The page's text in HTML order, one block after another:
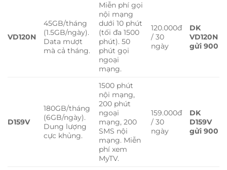
VD120N
45GB/tháng
(1.5GB/ngày).
Data mượt
mà cả tháng.
Miễn phí gọi
nội mạng
dưới 10 phút
(tối đa 1500
phút). 50
phút gọi
ngoại
mạng.
120.000đ
/ 30
ngày
DK
VD120N
gửi 900
D159V
180GB/tháng
(6GB/ngày).
Dung lượng
cực khủng.
1500 phút
nội mạng,
200 phút
ngoại
mạng, 200
SMS nội
mạng. Miễn
phí xem
MyTV.
159.000đ
/ 30
ngày
DK
D159V
gửi 900